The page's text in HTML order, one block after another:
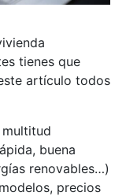
tienes que
artículo todos
buena
renovables…)
precios